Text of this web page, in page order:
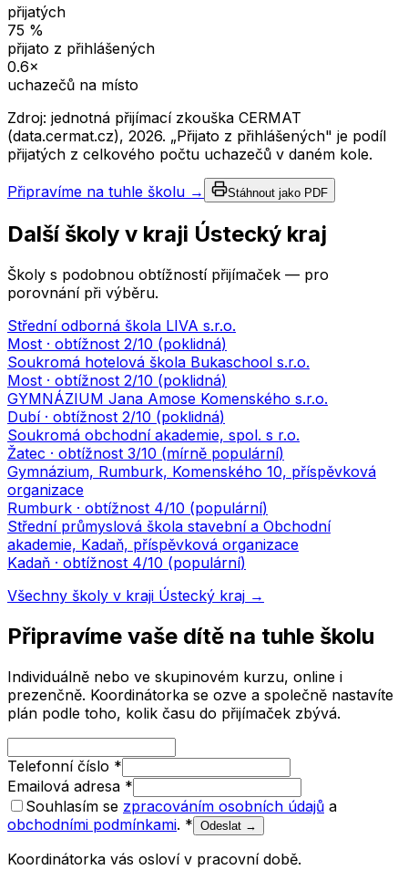
přijatých
75 %
přijato z přihlášených
0.6×
uchazečů na místo
Zdroj: jednotná přijímací zkouška CERMAT
(data.cermat.cz), 2026. „Přijato z přihlášených" je podíl
přijatých z celkového počtu uchazečů v daném kole.
Připravíme na tuhle školu → Stáhnout jako PDF
Další školy v kraji Ústecký kraj
Školy s podobnou obtížností přijímaček — pro
porovnání při výběru.
Střední odborná škola LIVA s.r.o.
Most · obtížnost 2/10 (poklidná)
Soukromá hotelová škola Bukaschool s.r.o.
Most · obtížnost 2/10 (poklidná)
GYMNÁZIUM Jana Amose Komenského s.r.o.
Dubí· obtížnost 2/10 (poklidná)
Soukromá obchodní akademie, spol. s r.o.
Žatec · obtížnost 3/10 (mírně populární)
Gymnázium, Rumburk, Komenského 10, příspěvková
organizace
Rumburk · obtížnost 4/10 (populární)
Střední průmyslová škola stavební a Obchodní
akademie, Kadaň, příspěvková organizace
Kadaň · obtížnost 4/10 (populární)
Všechny školy v kraji Ústecký kraj →
Připravíme vaše dítě na tuhle školu
Individuálně nebo ve skupinovém kurzu, online i
prezenčně. Koordinátorka se ozve a společně nastavíte
plán podle toho, kolik času do přijímaček zbývá.
Telefonní číslo *
Emailová adresa *
Souhlasím se zpracováním osobních údajů a
obchodními podmínkami. * Odeslat →
Koordinátorka vás osloví v pracovní době.